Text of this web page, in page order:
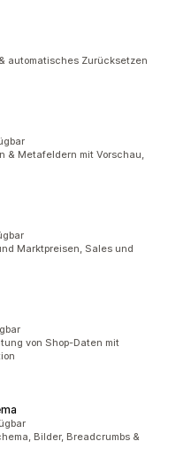
automatisches Zurücksetzen
& Metafeldern mit Vorschau,
Marktpreisen, Sales und
von Shop-Daten mit
Bilder, Breadcrumbs &